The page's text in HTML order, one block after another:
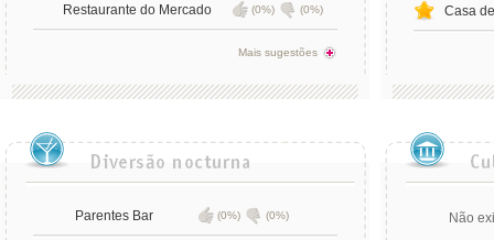
Restaurante do Mercado (0%) (0%)
Mais sugestões
Casa
Parentes Bar (0%) (0%)
Não